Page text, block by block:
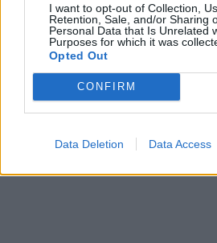
I want to opt-out of Collection,
Retention, Sale, and/or Sharing
Personal Data that Is Unrelated
Purposes for which it was
Opted Out
CONFIRM
Data Deletion Data Access